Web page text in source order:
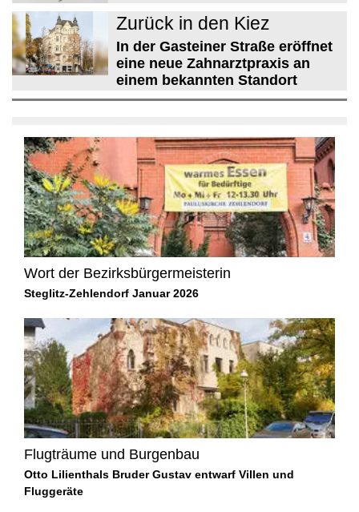
Zurück in den Kiez
In der Gasteiner Straße eröffnet
eine neue Zahnarztpraxis an
einem bekannten Standort
Wort der Bezirksbürgermeisterin
Steglitz-Zehlendorf Januar 2026
Flugträume und Burgenbau
Otto Lilienthals Bruder Gustav entwarf Villen und
Fluggeräte